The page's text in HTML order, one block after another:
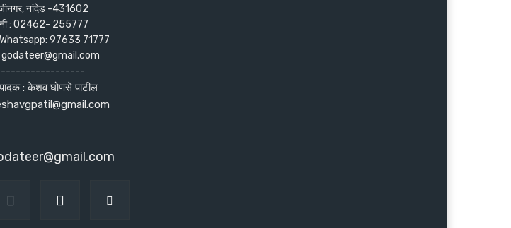
नांदेड -431602
: 02462- 255777
Whatsapp: 97633 71777
godateer@gmail.com
: केशव घोणसे पाटील